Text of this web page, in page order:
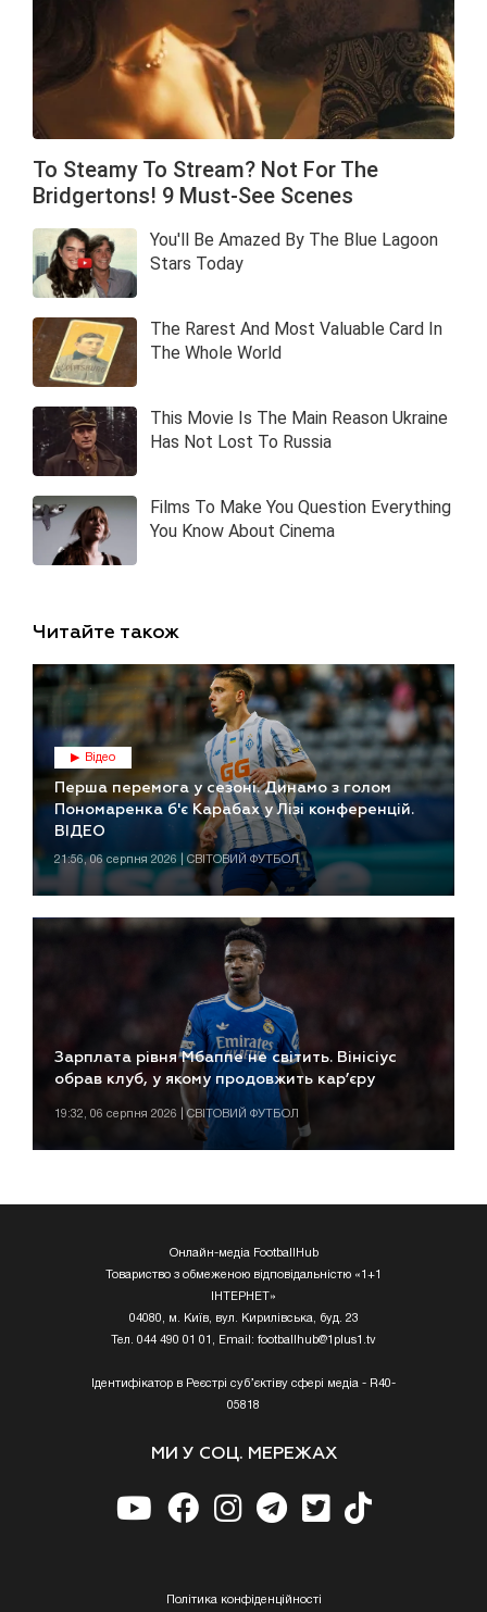
Читайте також
Відео
Перша перемога у сезоні. Динамо з голом
Пономаренка б'є Карабах у Лізі конференцій.
ВІДЕО
21:56, 06 серпня 2026 | СВІТОВИЙ ФУТБОЛ
Зарплата рівня Мбаппе не світить. Вінісіус
обрав клуб, у якому продовжить кар’єру
19:32, 06 серпня 2026 | СВІТОВИЙ ФУТБОЛ
Онлайн-медіа FootballHub
Товариство з обмеженою відповідальністю «1+1
ІНТЕРНЕТ»
04080, м. Київ, вул. Кирилівська, буд. 23
Тел. 044 490 01 01, Email: footballhub@1plus1.tv
Ідентифікатор в Реєстрі суб’єктіву сфері медіа - R40-
05818
МИ У СОЦ. МЕРЕЖАХ
Полiтика конфiденцiйностi